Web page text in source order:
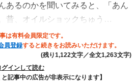
あるのかを聞いてみると、「あん
昔、オイルショックちゅう…
は有料会員限定です。
員登録すると続きをお読みいただけます。
(残り1,122文字／全文1,263文字)
グインして読む
記事中の広告が非表示になります】